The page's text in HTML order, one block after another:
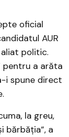
oficial
AUR
politic.
pentru a arăta
i spune direct
la greu,
bărbăția”, a